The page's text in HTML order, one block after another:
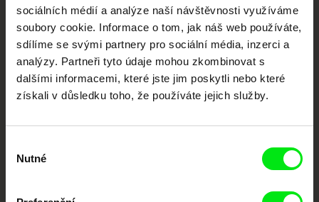
sociálních médií a analýze naší návštěvnosti využíváme
soubory cookie. Informace o tom, jak náš web používáte,
sdílíme se svými partnery pro sociální média, inzerci a
analýzy. Partneři tyto údaje mohou zkombinovat s
dalšími informacemi, které jste jim poskytli nebo které
získali v důsledku toho, že používáte jejich služby.
souhlasu
Nutné
CPH:DOX Doclisboa
Millennium Docs
Against Gravity
DOK Leipzig